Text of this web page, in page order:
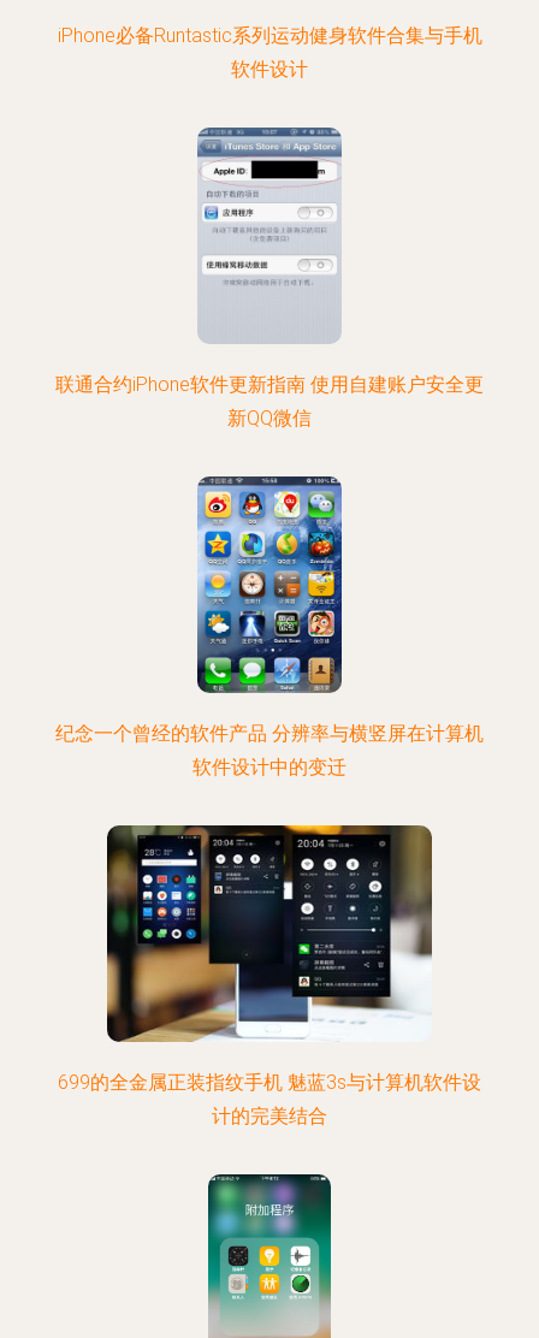
iPhone必备Runtastic系列运动健身软件合集与手机
软件设计
联通合约iPhone软件更新指南 使用自建账户安全更
新QQ微信
纪念一个曾经的软件产品 分辨率与横竖屏在计算机
软件设计中的变迁
699的全金属正装指纹手机 魅蓝3s与计算机软件设
计的完美结合